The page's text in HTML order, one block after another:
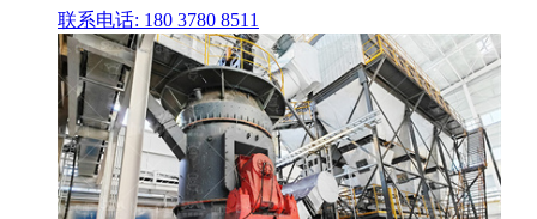
联系电话: 180 3780 8511